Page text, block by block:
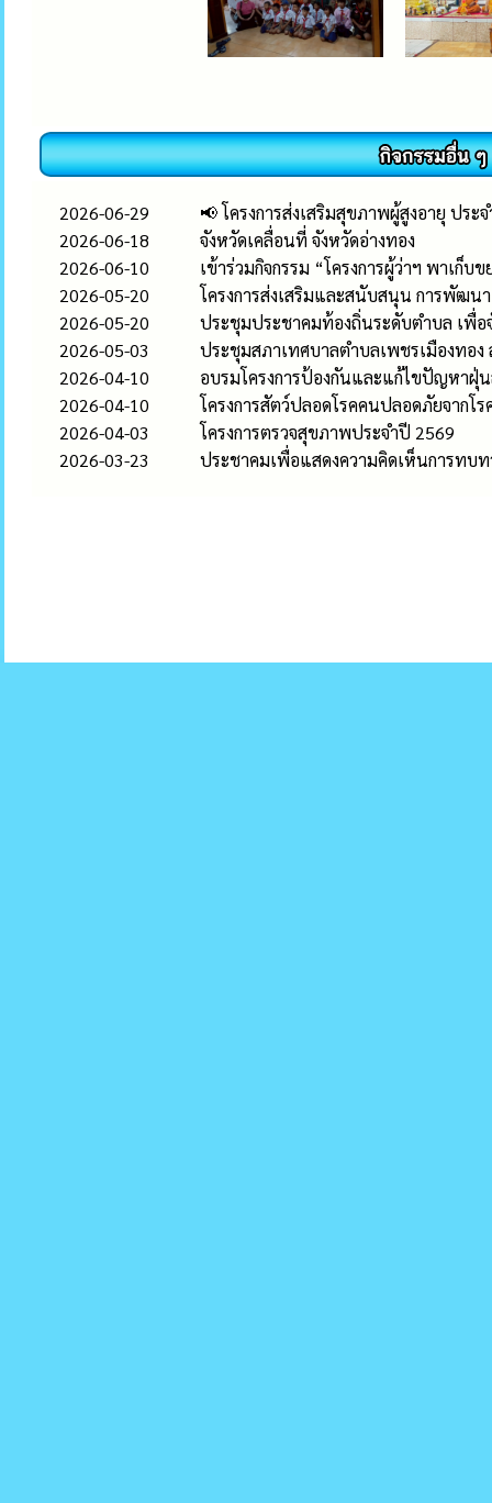
2026-06-29
📢 โครงการส่งเสริมสุขภาพผู้สูงอายุ ปร
2026-06-18
จังหวัดเคลื่อนที่ จังหวัดอ่างทอง
2026-06-10
เข้าร่วมกิจกรรม “โครงการผู้ว่าฯ พาเก็บข
2026-05-20
โครงการส่งเสริมและสนับสนุน การพัฒ
2026-05-20
ประชุมประชาคมท้องถิ่นระดับตำบล เ
2026-05-03
ประชุมสภาเทศบาลตำบลเพชรเมืองทอ
2026-04-10
อบรมโครงการป้องกันและแก้ไขปัญหาฝุ่
2026-04-10
โครงการสัตว์ปลอดโรคคนปลอดภัยจาก
2026-04-03
โครงการตรวจสุขภาพประจำปี 2569
2026-03-23
ประชาคมเพื่อแสดงความคิดเห็นการทบ